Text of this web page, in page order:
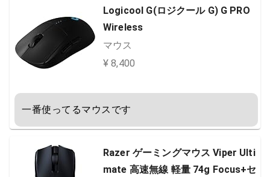
Logicool G(ロジクール G) G PRO
Wireless
マウス
¥ 8,400
一番使ってるマウスです
Razer ゲーミングマウス Viper Ulti
mate 高速無線 軽量 74g Focus+セ